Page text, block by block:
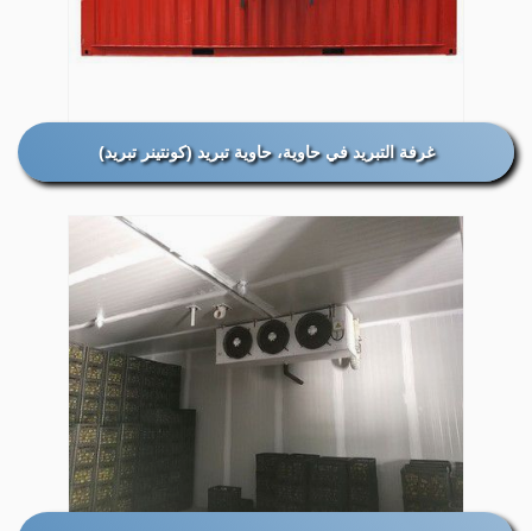
غرفة التبريد في حاوية، حاوية تبريد (كونتينر تبريد)